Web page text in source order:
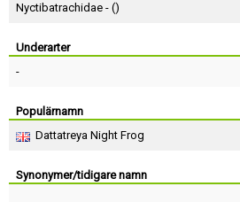
Nyctibatrachidae - ()
Underarter
-
Populärnamn
Dattatreya Night Frog
Synonymer/tidigare namn